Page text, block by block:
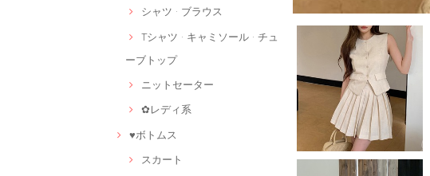
シャツ · ブラウス
Tシャツ · キャミソール · チュ
ーブトップ
ニットセーター
✿レディ系
♥ボトムス
スカート